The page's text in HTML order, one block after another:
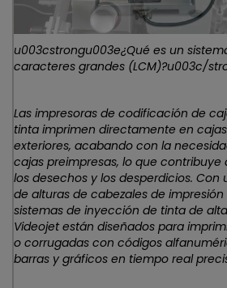
u003cstrongu003e¿Qué es un
caracteres grandes (LCM)?u003c/
Las impresoras de codificación de
tinta imprimen directamente en
exteriores, acabando con la
cajas preimpresas, lo que contribuye
los desechos y los desperdicios. Con
de alturas de cabezales de impresión
sistemas de inyección de tinta de
Videojet están diseñados para
o corrugadas con códigos
barras y gráficos en tiempo real